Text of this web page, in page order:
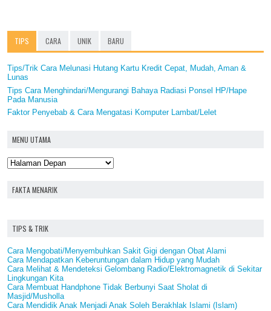
TIPS CARA UNIK BARU
Tips/Trik Cara Melunasi Hutang Kartu Kredit Cepat, Mudah, Aman &
Lunas
Tips Cara Menghindari/Mengurangi Bahaya Radiasi Ponsel HP/Hape
Pada Manusia
Faktor Penyebab & Cara Mengatasi Komputer Lambat/Lelet
MENU UTAMA
FAKTA MENARIK
TIPS & TRIK
Cara Mengobati/Menyembuhkan Sakit Gigi dengan Obat Alami
Cara Mendapatkan Keberuntungan dalam Hidup yang Mudah
Cara Melihat & Mendeteksi Gelombang Radio/Elektromagnetik di Sekitar
Lingkungan Kita
Cara Membuat Handphone Tidak Berbunyi Saat Sholat di
Masjid/Musholla
Cara Mendidik Anak Menjadi Anak Soleh Berakhlak Islami (Islam)